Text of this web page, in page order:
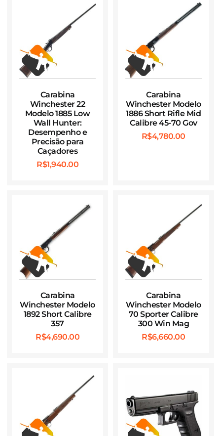
Carabina
Winchester 22
Modelo 1885 Low
Wall Hunter:
Desempenho e
Precisão para
Caçadores
R$1,940.00
Carabina
Winchester Modelo
1886 Short Rifle Mid
Calibre 45-70 Gov
R$4,780.00
Carabina
Winchester Modelo
1892 Short Calibre
357
R$4,690.00
Carabina
Winchester Modelo
70 Sporter Calibre
300 Win Mag
R$6,660.00